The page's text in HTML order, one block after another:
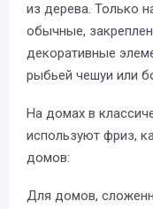
из дерева. Только
обычные,
декоративные
рыбьей чешуи или
На домах в
используют фриз,
домов:
Для домов,